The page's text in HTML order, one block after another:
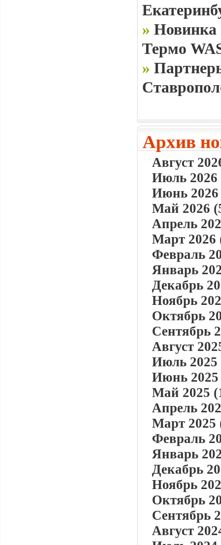
» Новинка
Термо
»
Архив
Август
Июль 2026
Июнь 2026
Май 2026
Апрель
Март 2026
Февраль
Январь
Декабрь
Ноябрь
Октябрь
Сентябрь
Август
Июль 2025
Июнь 2025
Май 2025
Апрель
Март 2025
Февраль
Январь
Декабрь
Ноябрь
Октябрь
Сентябрь
Август